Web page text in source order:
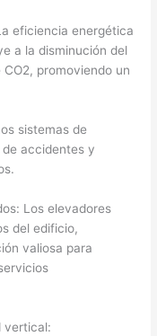
eficiencia energética
a la disminución del
promoviendo un
sistemas de
accidentes y
Los elevadores
del edificio,
valiosa para
vertical: